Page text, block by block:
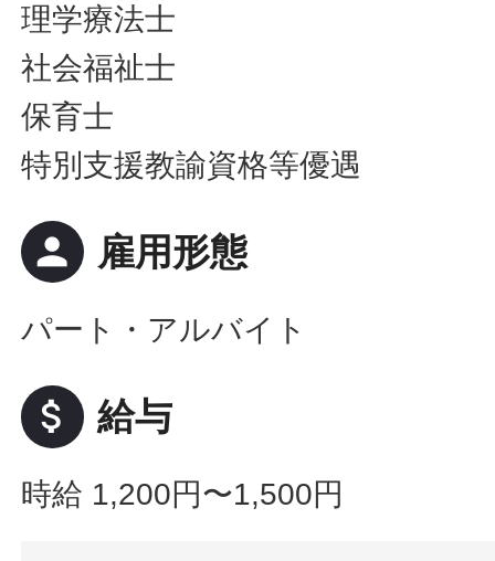
理学療法士
社会福祉士
保育士
特別支援教諭資格等優遇
person 雇用形態
パート・アルバイト
attach_money 給与
時給 1,200円〜1,500円